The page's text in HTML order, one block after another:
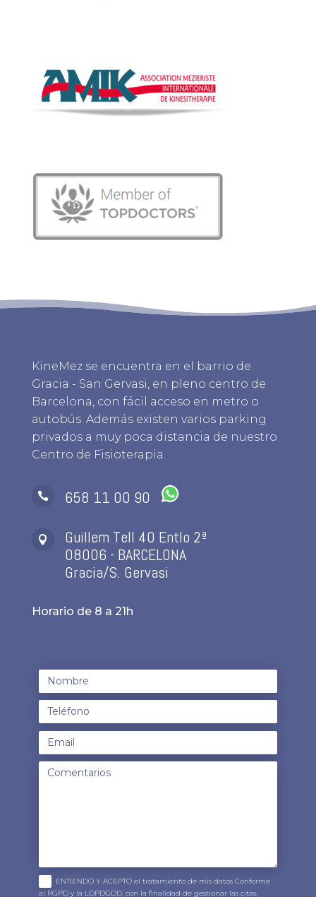
KineMez se encuentra en el barrio de
Gracia - San Gervasi, en pleno centro de
Barcelona, con fácil acceso en metro o
autobús. Además existen varios parking
privados a muy poca distancia de nuestro
Centro de Fisioterapia.
 658 11 00 90

Guillem Tell 40 Entlo 2ª
08006 - BARCELONA
Gracia/S. Gervasi
Horario de 8 a 21h
ENTIENDO Y ACEPTO el tratamiento de mis datos Conforme
al RGPD y la LOPDGDD, con la finalidad de gestionar las citas,